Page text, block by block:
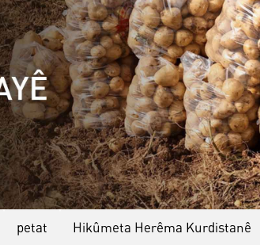
petat Hikûmeta Herêma Kurdistanê